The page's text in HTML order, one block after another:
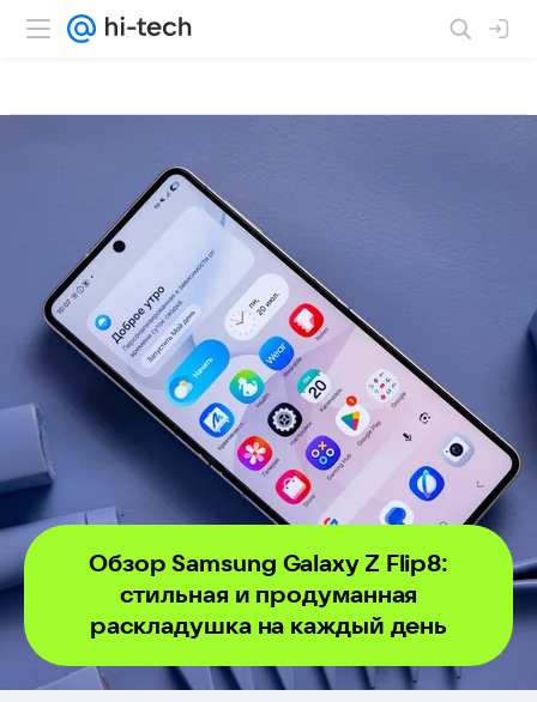
Обзор Samsung Galaxy Z Flip8:
стильная и продуманная
раскладушка на каждый день